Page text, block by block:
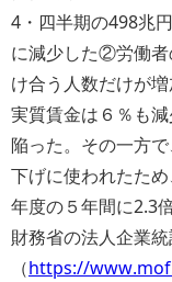
4・四半期の498兆
に減少した②労働者
け合う人数だけが
実質賃金は６％も
陥った。その一方
下げに使われたた
年度の５年間に2.3
財務省の法人企業
（https://